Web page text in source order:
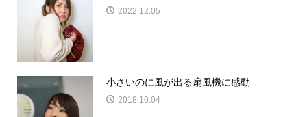
2022.12.05
小さいのに風が出る扇風機に感動
2018.10.04